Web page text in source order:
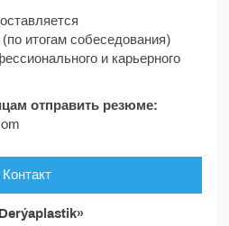
итогам собеседования)
и карьерного
отправить резюме:
Контакт